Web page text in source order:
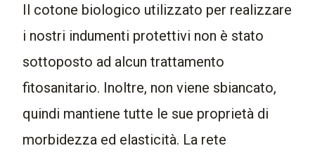
Il cotone biologico utilizzato per realizzare
i nostri indumenti protettivi non è stato
sottoposto ad alcun trattamento
fitosanitario. Inoltre, non viene sbiancato,
quindi mantiene tutte le sue proprietà di
morbidezza ed elasticità. La rete